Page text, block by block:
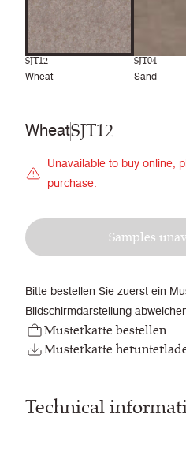
SJT12
Wheat
SJT04
Sand
WheatSJT12
Unavailable to buy online,
purchase.
Samples
Bitte bestellen Sie zuerst ein
Bildschirmdarstellung
Musterkarte bestellen
Musterkarte
Technical